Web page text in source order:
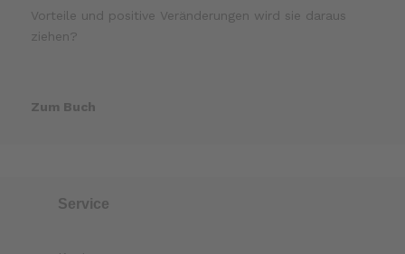
Vorteile und positive Veränderungen wird sie daraus
ziehen?
Zum Buch
Service